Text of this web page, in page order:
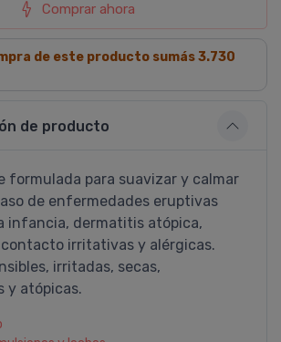
Comprar ahora
de este producto sumás3.730
de producto
formulada para suavizar y calmar
de enfermedades eruptivas
infancia, dermatitis atópica,
irritativas y alérgicas.
irritadas, secas,
y atópicas.